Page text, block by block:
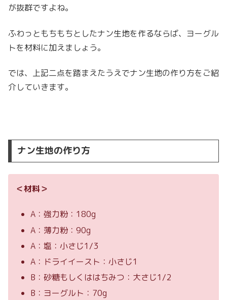
が抜群ですよね。
ふわっともちもちとしたナン生地を作るならば、ヨーグル
トを材料に加えましょう。
では、上記二点を踏まえたうえでナン生地の作り方をご紹
介していきます。
ナン生地の作り方
＜材料＞
A：強力粉：180g
A：薄力粉：90g
A：塩：小さじ1/3
A：ドライイースト：小さじ1
B：砂糖もしくははちみつ：大さじ1/2
B：ヨーグルト：70g